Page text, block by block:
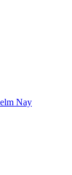
Nay